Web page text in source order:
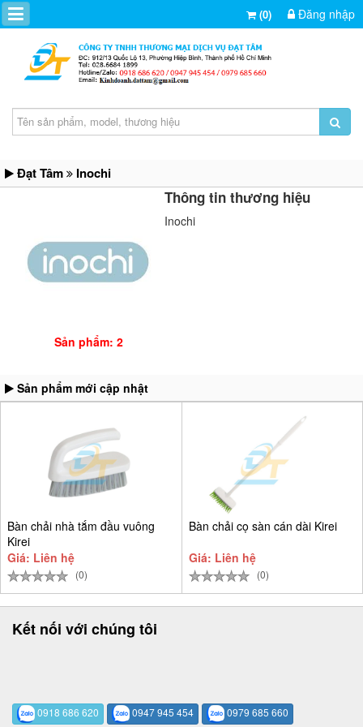
(0) Đăng nhập
Đạt Tâm Inochi
Sản phẩm: 2
Thông tin thương hiệu
Inochi
Sản phẩm mới cập nhật
Bàn chải nhà tắm đầu vuông
Kirei
Giá: Liên hệ
(0)
Bàn chải cọ sàn cán dài Kirei
Giá: Liên hệ
(0)
Kết nối với chúng tôi
0918 686 620 0947 945 454 0979 685 660